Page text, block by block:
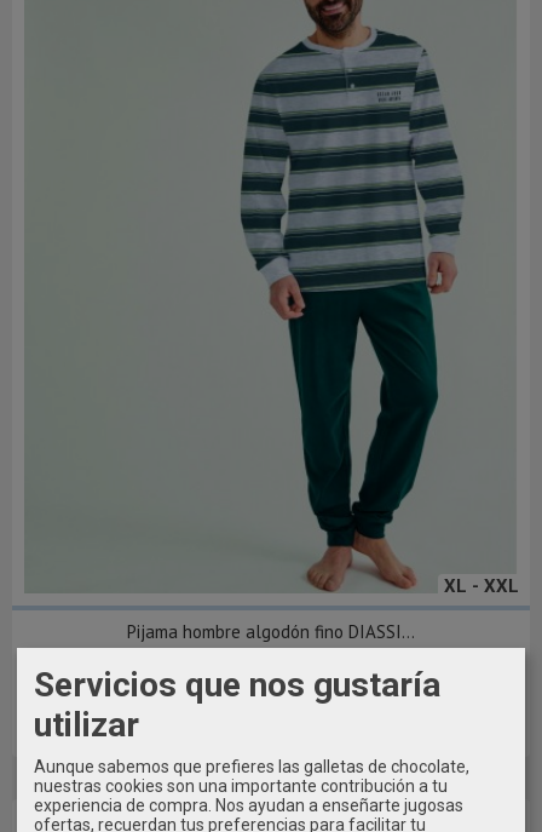
XL - XXL
Pijama hombre algodón fino DIASSI...
31,49 €34,99 €
Servicios que nos gustaría
utilizar
Aunque sabemos que prefieres las galletas de chocolate,
nuestras cookies son una importante contribución a tu
experiencia de compra. Nos ayudan a enseñarte jugosas
ofertas, recuerdan tus preferencias para facilitar tu